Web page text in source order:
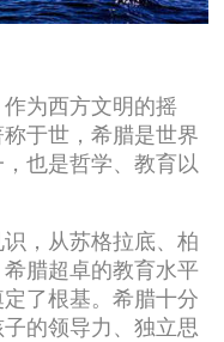
为西方文明的摇
于世，希腊是世界
也是哲学、教育以
，从苏格拉底、柏
腊超卓的教育水平
了根基。希腊十分
的领导力、独立思